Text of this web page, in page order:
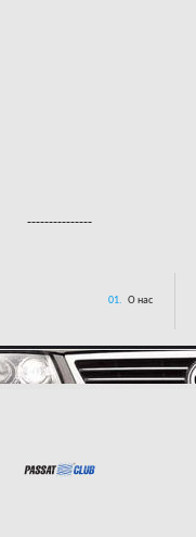
---------------
01. О нас